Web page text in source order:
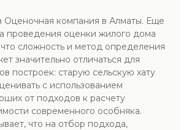
Оценочная компания в Алматы. Еще
проведения оценки жилого дома
что сложность и метод определения
значительно отличаться для
построек: старую сельскую хату
с использованием
от подходов к расчету
современного особняка.
что на отбор подхода,